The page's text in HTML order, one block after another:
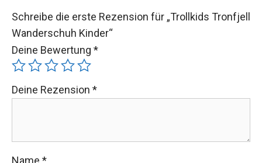
Schreibe die erste Rezension für „Trollkids Tronfjell
Wanderschuh Kinder“
Deine Bewertung *
Deine Rezension *
Name *